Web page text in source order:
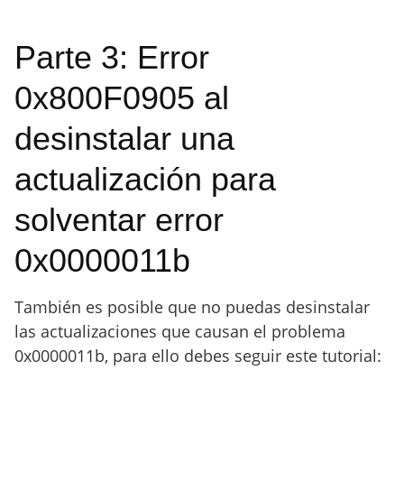
Parte 3: Error
0x800F0905 al
desinstalar una
actualización para
solventar error
0x0000011b
También es posible que no puedas desinstalar
las actualizaciones que causan el problema
0x0000011b, para ello debes seguir este tutorial: